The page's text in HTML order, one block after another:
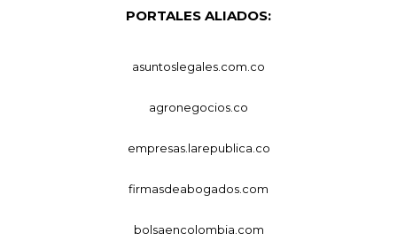
PORTALES ALIADOS:
asuntoslegales.com.co
agronegocios.co
empresas.larepublica.co
firmasdeabogados.com
bolsaencolombia.com